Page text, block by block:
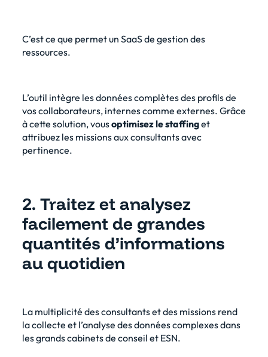
C’est ce que permet un SaaS de gestion des
ressources.
L’outil intègre les données complètes des profils de
vos collaborateurs, internes comme externes. Grâce
à cette solution, vousoptimisez le staffinget
attribuez les missions aux consultants avec
pertinence.
2. Traitez et analysez
facilement de grandes
quantités d’informations
au quotidien
La multiplicité des consultants et des missions rend
la collecte et l’analyse des données complexes dans
les grands cabinets de conseil et ESN.